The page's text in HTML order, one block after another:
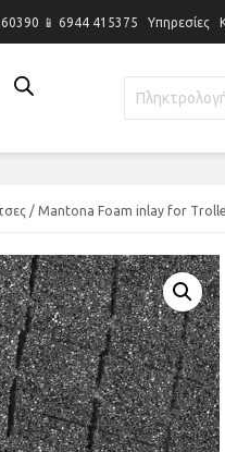
📱 6944 415375 Υπηρεσίες
/ Mantona Foam inlay for